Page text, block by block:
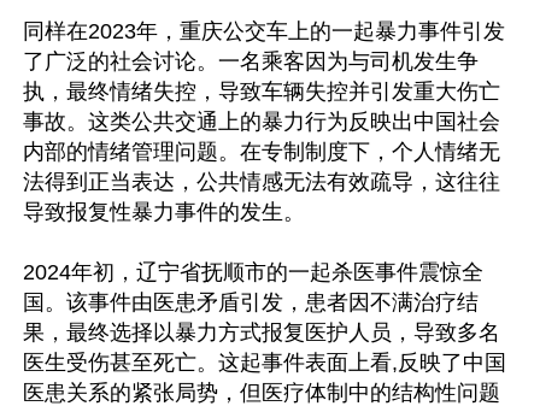
同样在2023年，重庆公交车上的一起暴力事件引发
了广泛的社会讨论。一名乘客因为与司机发生争
执，最终情绪失控，导致车辆失控并引发重大伤亡
事故。这类公共交通上的暴力行为反映出中国社会
内部的情绪管理问题。在专制制度下，个人情绪无
法得到正当表达，公共情感无法有效疏导，这往往
导致报复性暴力事件的发生。
2024年初，辽宁省抚顺市的一起杀医事件震惊全
国。该事件由医患矛盾引发，患者因不满治疗结
果，最终选择以暴力方式报复医护人员，导致多名
医生受伤甚至死亡。这起事件表面上看,反映了中国
医患关系的紧张局势，但医疗体制中的结构性问题